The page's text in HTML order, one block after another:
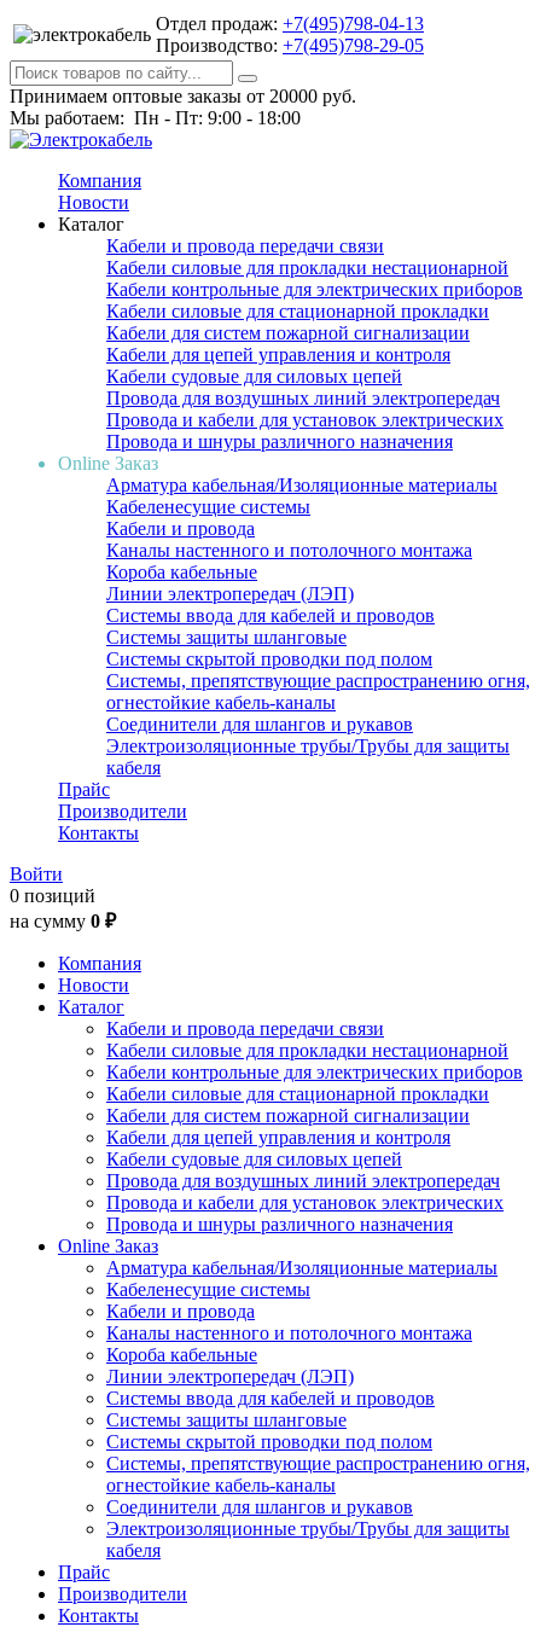
Отдел продаж: +7(495)798-04-13
Производство: +7(495)798-29-05
Принимаем оптовые заказы от 20000 руб.
Мы работаем: Пн - Пт: 9:00 - 18:00
Компания
Новости
Каталог
Кабели и провода передачи связи
Кабели силовые для прокладки нестационарной
Кабели контрольные для электрических приборов
Кабели силовые для стационарной прокладки
Кабели для систем пожарной сигнализации
Кабели для цепей управления и контроля
Кабели судовые для силовых цепей
Провода для воздушных линий электропередач
Провода и кабели для установок электрических
Провода и шнуры различного назначения
Online Заказ
Арматура кабельная/Изоляционные материалы
Кабеленесущие системы
Кабели и провода
Каналы настенного и потолочного монтажа
Короба кабельные
Линии электропередач (ЛЭП)
Системы ввода для кабелей и проводов
Системы защиты шланговые
Системы скрытой проводки под полом
Системы, препятствующие распространению огня,
огнестойкие кабель-каналы
Соединители для шлангов и рукавов
Электроизоляционные трубы/Трубы для защиты
кабеля
Прайс
Производители
Контакты
Войти
0 позиций
на сумму 0 ₽
Компания
Новости
Каталог
Кабели и провода передачи связи
Кабели силовые для прокладки нестационарной
Кабели контрольные для электрических приборов
Кабели силовые для стационарной прокладки
Кабели для систем пожарной сигнализации
Кабели для цепей управления и контроля
Кабели судовые для силовых цепей
Провода для воздушных линий электропередач
Провода и кабели для установок электрических
Провода и шнуры различного назначения
Online Заказ
Арматура кабельная/Изоляционные материалы
Кабеленесущие системы
Кабели и провода
Каналы настенного и потолочного монтажа
Короба кабельные
Линии электропередач (ЛЭП)
Системы ввода для кабелей и проводов
Системы защиты шланговые
Системы скрытой проводки под полом
Системы, препятствующие распространению огня,
огнестойкие кабель-каналы
Соединители для шлангов и рукавов
Электроизоляционные трубы/Трубы для защиты
кабеля
Прайс
Производители
Контакты